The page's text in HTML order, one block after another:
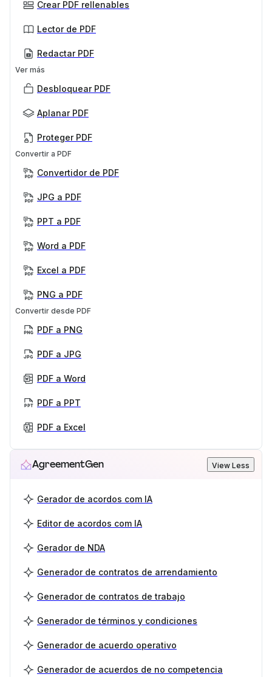
Crear PDF rellenables
Lector de PDF
Redactar PDF
Ver más
Desbloquear PDF
Aplanar PDF
Proteger PDF
Convertir a PDF
Convertidor de PDF
JPG a PDF
PPT a PDF
Word a PDF
Excel a PDF
PNG a PDF
Convertir desde PDF
PDF a PNG
PDF a JPG
PDF a Word
PDF a PPT
PDF a Excel
AgreementGen View Less
Gerador de acordos com IA
Editor de acordos com IA
Gerador de NDA
Generador de contratos de arrendamiento
Generador de contratos de trabajo
Generador de términos y condiciones
Generador de acuerdo operativo
Generador de acuerdos de no competencia